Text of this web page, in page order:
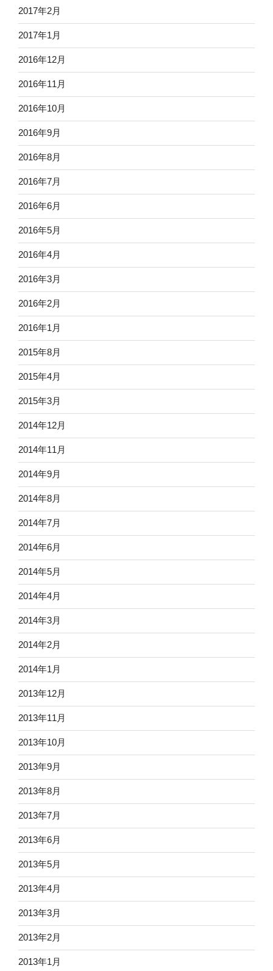
2017年2月
2017年1月
2016年12月
2016年11月
2016年10月
2016年9月
2016年8月
2016年7月
2016年6月
2016年5月
2016年4月
2016年3月
2016年2月
2016年1月
2015年8月
2015年4月
2015年3月
2014年12月
2014年11月
2014年9月
2014年8月
2014年7月
2014年6月
2014年5月
2014年4月
2014年3月
2014年2月
2014年1月
2013年12月
2013年11月
2013年10月
2013年9月
2013年8月
2013年7月
2013年6月
2013年5月
2013年4月
2013年3月
2013年2月
2013年1月